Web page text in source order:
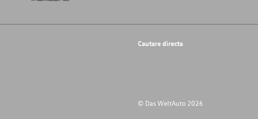
Cautare directa
© Das WeltAuto 2026